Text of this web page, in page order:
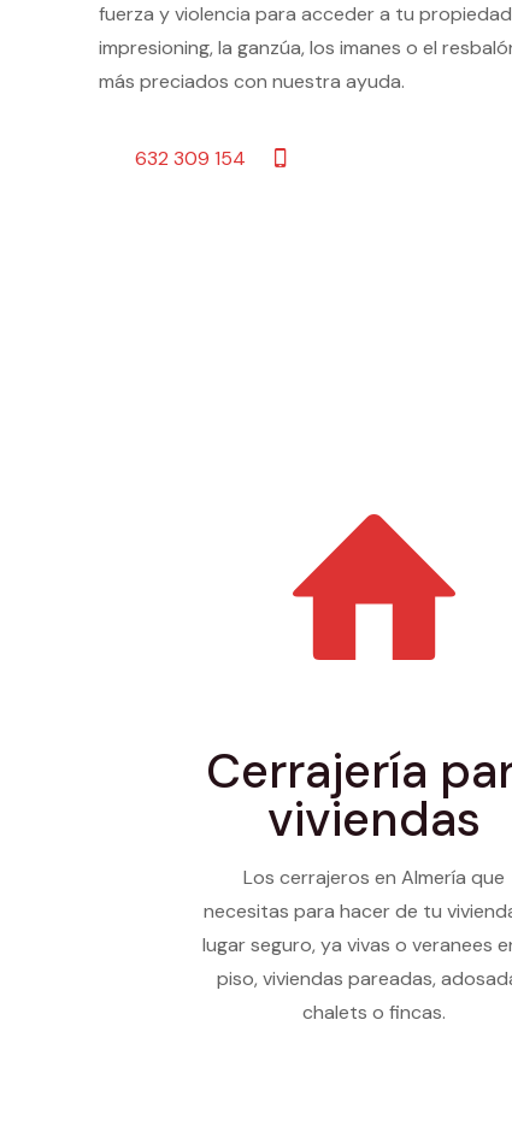
fuerza y violencia para acceder a tu
impresioning, la ganzúa, los imanes o el
más preciados con nuestra ayuda.
632 309 154
Cerrajería
viviendas
Los cerrajeros en Almería que
necesitas para hacer de tu
lugar seguro, ya vivas o veranees
piso, viviendas pareadas,
chalets o fincas.